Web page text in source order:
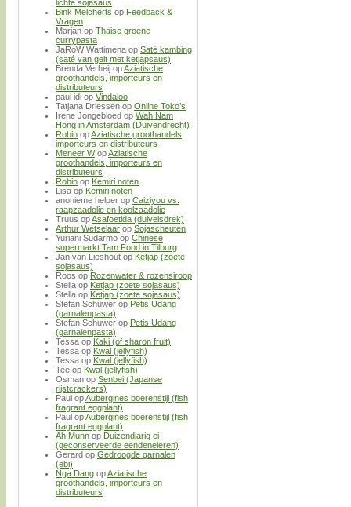
lichte sojasaus
Bink Melcherts op Feedback &
Vragen
Marjan op Thaise groene
currypasta
JaRoW Wattimena op Saté kambing
(saté van geit met ketjapsaus)
Brenda Verheij opAziatische
groothandels, importeurs en
distributeurs
paul idi op Vindaloo
Tatjana Driessen op Online Toko’s
Irene Jongebloed op Wah Nam
Hong in Amsterdam (Duivendrecht)
Robin opAziatische groothandels,
importeurs en distributeurs
Meneer WopAziatische
groothandels, importeurs en
distributeurs
Robin op Kemiri noten
Lisa op Kemiri noten
anonieme helper op Caiziyou vs.
raapzaadolie en koolzaadolie
Truus opAsafoetida (duivelsdrek)
Arthur Wetselaar op Sojascheuten
Yuriani Sudarmo op Chinese
supermarkt Tam Food in Tilburg
Jan van Lieshout op Ketjap (zoete
sojasaus)
Roos op Rozenwater & rozensiroop
Stella op Ketjap (zoete sojasaus)
Stella op Ketjap (zoete sojasaus)
Stefan Schuwer op Petis Udang
(garnalenpasta)
Stefan Schuwer op Petis Udang
(garnalenpasta)
Tessa op Kaki (of sharon fruit)
Tessa op Kwal (jellyfish)
Tessa op Kwal (jellyfish)
Tee op Kwal (jellyfish)
Osman op Senbei (Japanse
rijstcrackers)
Paul opAubergines boerenstijl (fish
fragrant eggplant)
Paul opAubergines boerenstijl (fish
fragrant eggplant)
Ah Munn op Duizendjarig ei
(geconserveerde eendeneieren)
Gerard op Gedroogde garnalen
(ebi)
Nga Dang opAziatische
groothandels, importeurs en
distributeurs